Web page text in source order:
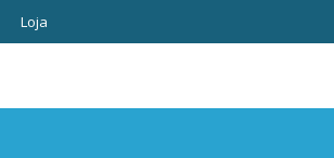
Loja